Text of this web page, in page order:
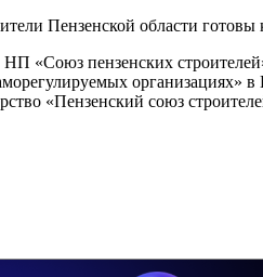
Пензенской области готовы
«Союз пензенских
организациях» в
«Пензенский союз